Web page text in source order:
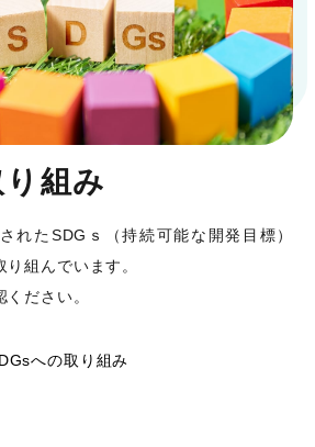
組み
れたSDGｓ（持続可能な開発目標）
組んでいます。
ださい。
への取り組み